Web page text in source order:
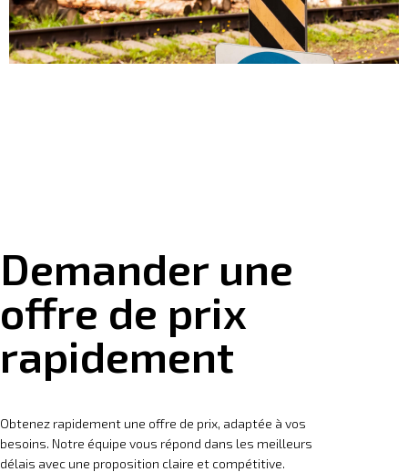
Demander une
offre de prix
rapidement
Obtenez rapidement une offre de prix, adaptée à vos
besoins. Notre équipe vous répond dans les meilleurs
délais avec une proposition claire et compétitive.